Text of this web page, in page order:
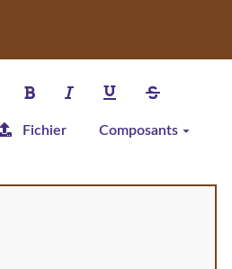
Fichier Composants